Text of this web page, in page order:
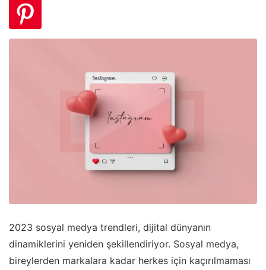
2023 sosyal medya trendleri, dijital dünyanın
dinamiklerini yeniden şekillendiriyor. Sosyal medya,
bireylerden markalara kadar herkes için kaçırılmaması